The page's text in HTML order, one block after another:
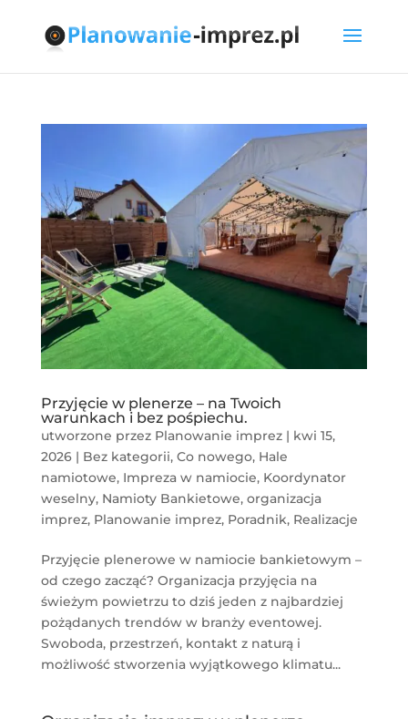
Przyjęcie w plenerze – na Twoich
warunkach i bez pośpiechu.
utworzone przez Planowanie imprez| kwi 15,
2026| Bez kategorii, Co nowego, Hale
namiotowe, Impreza w namiocie, Koordynator
weselny, Namioty Bankietowe, organizacja
imprez, Planowanie imprez, Poradnik, Realizacje
Przyjęcie plenerowe w namiocie bankietowym –
od czego zacząć? Organizacja przyjęcia na
świeżym powietrzu to dziś jeden z najbardziej
pożądanych trendów w branży eventowej.
Swoboda, przestrzeń, kontakt z naturą i
możliwość stworzenia wyjątkowego klimatu...